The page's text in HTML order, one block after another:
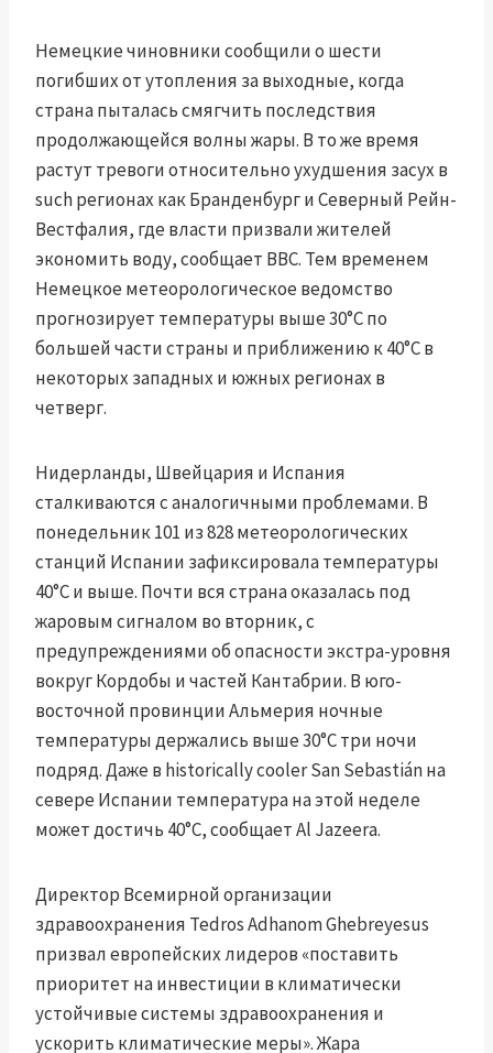
Немецкие чиновники сообщили о шести
погибших от утопления за выходные, когда
страна пыталась смягчить последствия
продолжающейся волны жары. В то же время
растут тревоги относительно ухудшения засух в
such регионах как Бранденбург и Северный Рейн-
Вестфалия, где власти призвали жителей
экономить воду, сообщает BBC. Тем временем
Немецкое метеорологическое ведомство
прогнозирует температуры выше 30°C по
большей части страны и приближению к 40°C в
некоторых западных и южных регионах в
четверг.
Нидерланды, Швейцария и Испания
сталкиваются с аналогичными проблемами. В
понедельник 101 из 828 метеорологических
станций Испании зафиксировала температуры
40°C и выше. Почти вся страна оказалась под
жаровым сигналом во вторник, с
предупреждениями об опасности экстра-уровня
вокруг Кордобы и частей Кантабрии. В юго-
восточной провинции Альмерия ночные
температуры держались выше 30°C три ночи
подряд. Даже в historically cooler San Sebastián на
севере Испании температура на этой неделе
может достичь 40°C, сообщает Al Jazeera.
Директор Всемирной организации
здравоохранения Tedros Adhanom Ghebreyesus
призвал европейских лидеров «поставить
приоритет на инвестиции в климатически
устойчивые системы здравоохранения и
ускорить климатические меры». Жара